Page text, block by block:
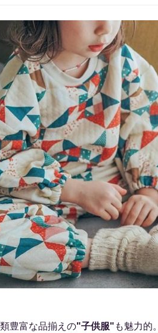
豊富な品揃えの"子供服" も魅力的